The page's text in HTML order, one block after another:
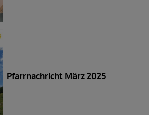
Pfarrnachricht März 2025